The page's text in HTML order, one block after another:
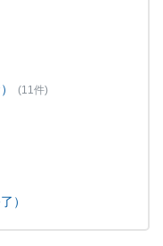
(11件)
）